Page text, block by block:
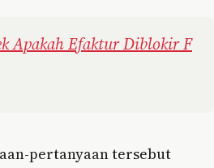
Apakah Efaktur Diblokir F
pertanyaan tersebut